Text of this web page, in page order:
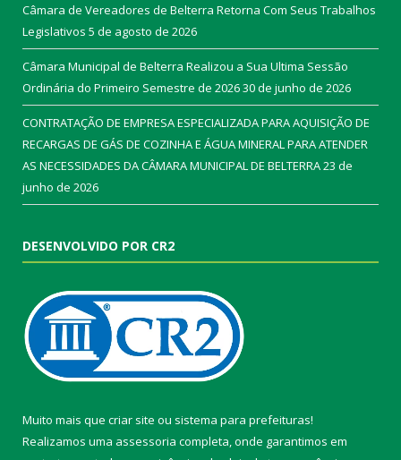
Câmara de Vereadores de Belterra Retorna Com Seus Trabalhos
Legislativos 5 de agosto de 2026
Câmara Municipal de Belterra Realizou a Sua Ultima Sessão
Ordinária do Primeiro Semestre de 202630 de junho de 2026
CONTRATAÇÃO DE EMPRESA ESPECIALIZADA PARA AQUISIÇÃO DE
RECARGAS DE GÁS DE COZINHA E ÁGUA MINERAL PARA ATENDER
AS NECESSIDADES DA CÂMARA MUNICIPAL DE BELTERRA23 de
junho de 2026
DESENVOLVIDO POR CR2
Muito mais que criar site ou sistema para prefeituras!
Realizamos uma assessoria completa, onde garantimos em